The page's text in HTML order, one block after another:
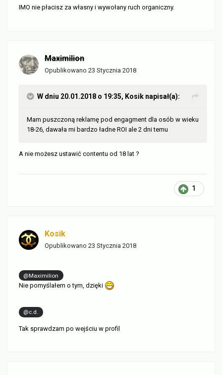
IMO nie płacisz za własny i wywołany ruch organiczny.
Maximilion
Opublikowano 23 Stycznia 2018
W dniu 20.01.2018 o 19:35, Kosik napisał(a):
Mam puszczoną reklamę pod engagment dla osób w wieku
18-26, dawała mi bardzo ładne ROI ale 2 dni temu
A nie możesz ustawić contentu od 18 lat ?
1
Kosik
Opublikowano 23 Stycznia 2018
@Maximilion
Nie pomyślałem o tym, dzięki
@c.d.
Tak sprawdzam po wejściu w profil